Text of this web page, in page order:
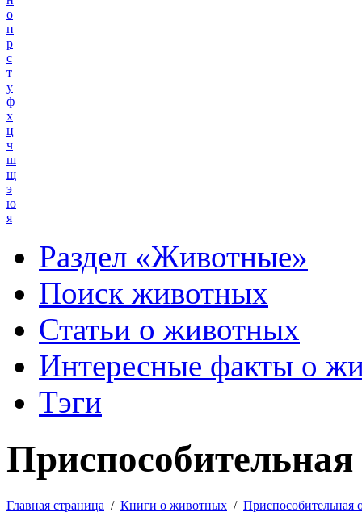
о
п
р
с
т
у
ф
х
ц
ч
ш
щ
э
ю
я
Раздел «Животные»
Поиск животных
Статьи о животных
Интересные факты о
Тэги
Главная страница / Книги о животных / Приспособительная